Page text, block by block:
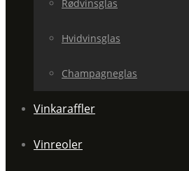
Rødvinsglas
Hvidvinsglas
Champagneglas
Vinkaraffler
Vinreoler